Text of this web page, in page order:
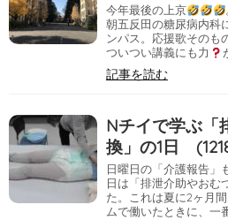
今年最後の上京
朝五反田の糖尿病内科
ンパス。応援歌そのも
ついつい講義にも力
記事を読む
Nチイで学ぶ「
換」の1日
日曜日の「介護報告」
日は「排泄介助やおむ
た。これは夏に2ヶ月
ムで働いたときに、一